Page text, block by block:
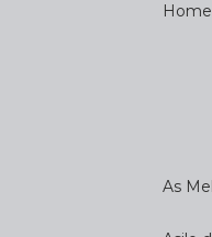
Home
As